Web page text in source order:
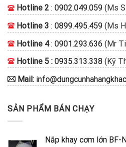
Hotline 2 : 0902.049.059 (Ms
Hotline 3 : 0899.495.459 (Ms
Hotline 4: 0901.293.636 (Mr
Hotline 5 : 0935.313.338 (Kỹ
Mail:
SẢN PHẨM BÁN CHẠY
Nắp khay cơm lớn BF-